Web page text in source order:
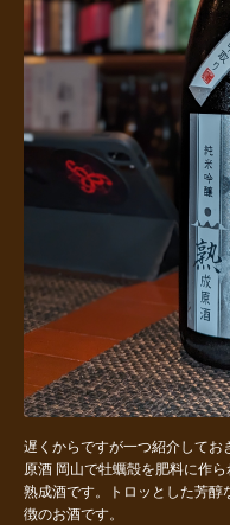
遅くからですが一つ紹介してお
原酒 岡山で牡蠣殻を肥料に作
熟成酒です。トロッとした芳醇
徴のお酒です。